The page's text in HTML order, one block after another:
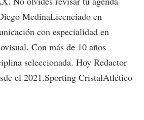
MedinaLicenciado en
con especialidad en
Con más de 10 años
seleccionada. Hoy Redactor
el 2021.Sporting CristalAtlético